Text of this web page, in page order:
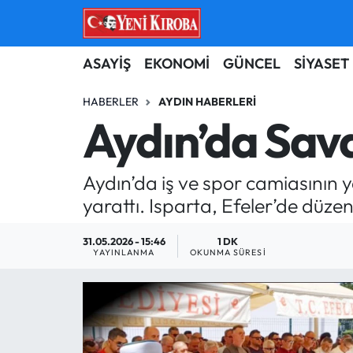
ASAYİŞ EKONOMİ GÜNCEL SİYASET
HABERLER AYDIN HABERLERI
Aydın’da
Aydın’da iş ve spor camiasının
yarattı. Isparta, Efeler’de
31.05.2026 - 15:46
YAYINLANMA
1 DK
OKUNMA SÜRESI
ASAYİŞ
BİLİM-TEKNOLOJİ
DÜNYA
EĞİTİM
EKONOMİ
GÜNDEM
Aydın Nöbetçi Eczaneler
Aydın Hava Durumu
Aydin Namaz Vakitleri
Aydın Trafik Yoğunluk Haritası
Süper Lig Puan Durumu ve Fikstür
Tüm Manşetler
Son Dakika Haberleri
Haber Arşivi